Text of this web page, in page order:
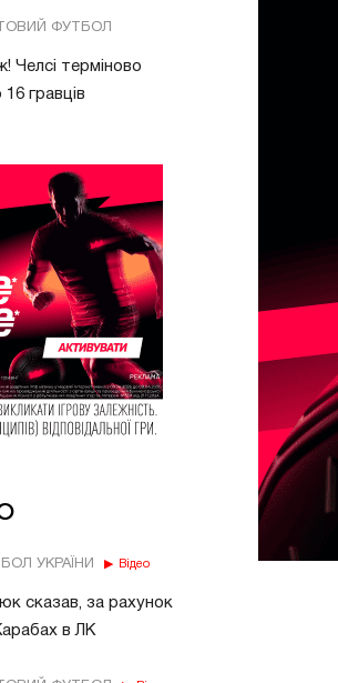
ФУТБОЛ
Челсі терміново
гравців
УКРАЇНИ Відео
сказав, за рахунок
в ЛК